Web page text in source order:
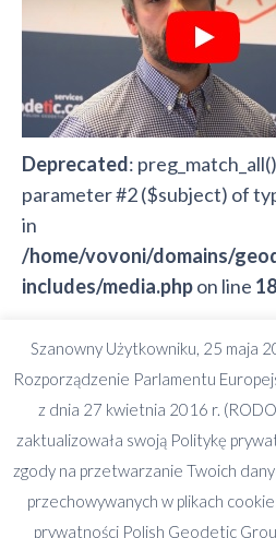
Deprecated:
parameter #2 ($subject) of
in
/home/vovoni/domains/
includes/media.phpon line
Deprecated: preg_split():
#2 ($subject) of type string is
/home/vovoni/domains/
includes/formatting.phpon
Deprecated: preg_split():
#2 ($subject) of type string
Szanowny Użytkowniku, 25 maja
Rozporządzenie Parlamentu
z dnia 27 kwietnia 2016 r.
zaktualizowała swoją Politykę
zgody na przetwarzanie Twoich
przechowywanych w plikach
prywatności Polish Geodetic